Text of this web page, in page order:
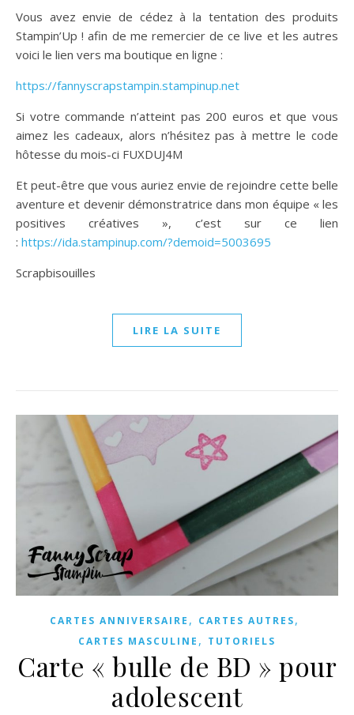
Vous avez envie de cédez à la tentation des produits
Stampin’Up ! afin de me remercier de ce live et les autres
voici le lien vers ma boutique en ligne :
https://fannyscrapstampin.stampinup.net
Si votre commande n’atteint pas 200 euros et que vous
aimez les cadeaux, alors n’hésitez pas à mettre le code
hôtesse du mois-ci FUXDUJ4M
Et peut-être que vous auriez envie de rejoindre cette belle
aventure et devenir démonstratrice dans mon équipe « les
positives créatives », c’est sur ce lien
: https://ida.stampinup.com/?demoid=5003695
Scrapbisouilles
LIRE LA SUITE
CARTES ANNIVERSAIRE , CARTES AUTRES,
CARTES MASCULINE , TUTORIELS
Carte « bulle de BD » pour
adolescent